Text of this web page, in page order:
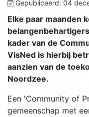
Gepubliceerd: 04
Elke paar maanden
kader van de
VisNed is hierbij
aanzien van de
Noordzee.
Een 'Community of
gemeenschap met